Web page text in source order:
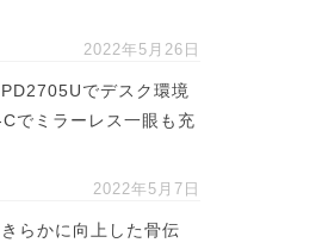
2022年5月26日
でデスク環境
でミラーレス一眼も充
2022年5月7日
らかに向上した骨伝